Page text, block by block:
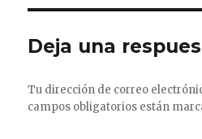
Deja una
Tu dirección de correo
campos obligatorios están